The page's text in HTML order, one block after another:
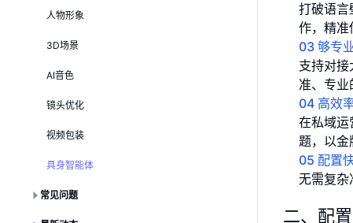
打破语言
作，精准
03 够专
支持对接
准、专业
04 高效
在私域运
题，以金
05 配置
无需复杂
二、配
人物形象
3D场景
AI音色
镜头优化
视频包装
具身智能体
常见问题